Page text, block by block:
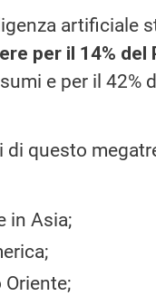
artificiale
per il 14%
e per il 42%
questo
in Asia;